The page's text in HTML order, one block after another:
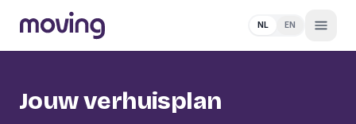
NL EN
Jouw verhuisplan